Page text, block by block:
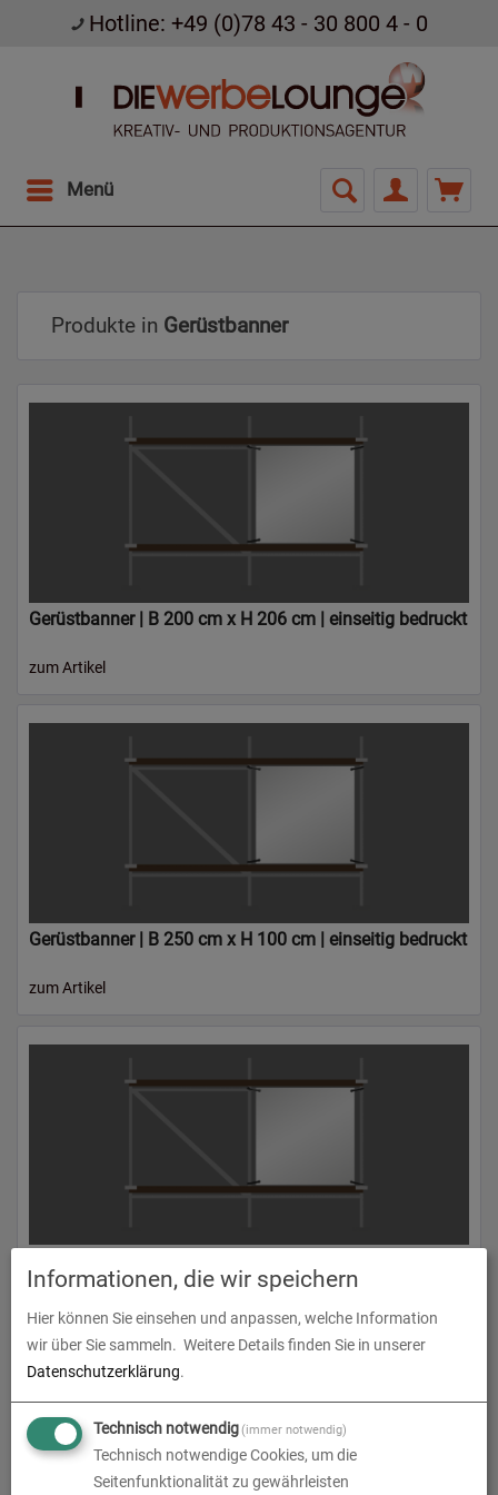
Hotline: +49 (0)78 43 - 30 800 4 - 0
Menü
Produkte in Gerüstbanner
Gerüstbanner | B 200 cm x H 206 cm | einseitig bedruckt
zum Artikel
Gerüstbanner | B 250 cm x H 100 cm | einseitig bedruckt
zum Artikel
zum Artikel
Informationen, die wir speichern
Hier können Sie einsehen und anpassen, welche Information
wir über Sie sammeln. Weitere Details finden Sie in unserer
Datenschutzerklärung.
Technisch notwendig(immer notwendig)
Technisch notwendige Cookies, um die
Seitenfunktionalität zu gewährleisten